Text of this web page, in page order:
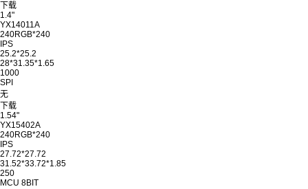
下载
1.4"
YX14011A
240RGB*240
IPS
25.2*25.2
28*31.35*1.65
1000
SPI
无
下载
1.54"
YX15402A
240RGB*240
IPS
27.72*27.72
31.52*33.72*1.85
250
MCU 8BIT